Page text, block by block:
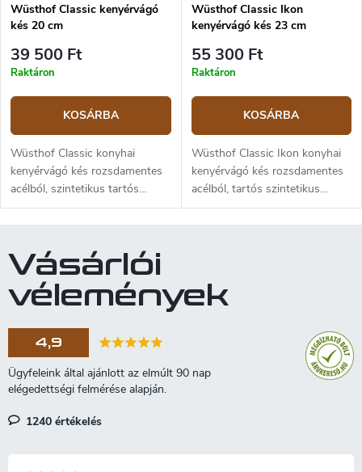
professzionális használatra
tervezték nagy konyhákban és
éttermekben. Emiatt a gyártó
odafigyel a kés és anyagai
a kés megjelenése és kialakítása
ilyenkor nem tökéletes. A kés
Wüsthof Classic kenyérvágó
kés 20 cm
39 500 Ft
Raktáron
KOSÁRBA
Wüsthof Classic konyhai
kenyérvágó kés rozsdamentes
acélból, szintetikus tartós
anyagból készült nyéllel. A
Wüsthof Classic Ikon
kenyérvágó kés 23 cm
55 300 Ft
Raktáron
KOSÁRBA
Wüsthof Classic Ikon konyhai
kenyérvágó kés rozsdamentes
acélból, tartós szintetikus
anyagból készült nyéllel. A
Vásárlói
vélemények
4,9
1240 értékelés